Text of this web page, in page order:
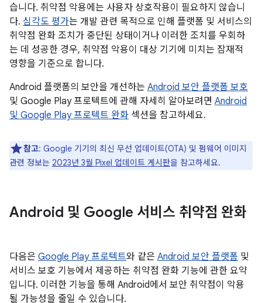
습니다. 취약점 악용에는 사용자 상호작용이 필요하지 않습니
다. 심각도 평가는 개발 관련 목적으로 인해 플랫폼 및 서비스의
취약점 완화 조치가 중단된 상태이거나 이러한 조치를 우회하
는 데 성공한 경우, 취약점 악용이 대상 기기에 미치는 잠재적
영향을 기준으로 합니다.
Android 플랫폼의 보안을 개선하는 Android 보안 플랫폼 보호
및 Google Play 프로텍트에 관해 자세히 알아보려면 Android
및 Google Play 프로텍트 완화 섹션을 참고하세요.
참고: Google 기기의 최신 무선 업데이트(OTA) 및 펌웨어 이미지
관련 정보는 2023년 3월 Pixel 업데이트 게시판을 참고하세요.
Android 및 Google 서비스 취약점 완화
다음은 Google Play 프로텍트와 같은 Android 보안 플랫폼 및
서비스 보호 기능에서 제공하는 취약점 완화 기능에 관한 요약
입니다. 이러한 기능을 통해 Android에서 보안 취약점이 악용
될 가능성을 줄일 수 있습니다.